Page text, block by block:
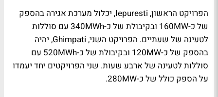
הפרויקט הראשון, Iepuresti, יכלול מערכת אגירה בהספק
של כ-160MW ובקיבולת של כ-340MWh עם סוללות
לטעינה של שעתיים. הפרויקט השני, Ghimpati, יהיה
בהספק של כ-120MW ובקיבולת של כ-520MWh עם
סוללות לטעינה של ארבע שעות. שני הפרויקטים יחד יעמדו
על הספק כולל של כ-280MW.